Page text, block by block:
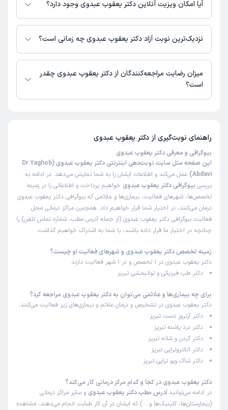
آیا امکان ویزیت آنلاین دکتر یعقوب عبدوی وجود دارد؟
در حال حاضر اطلاعاتی درباره ارائه ویزیت آنلاین توسط دکتر یعقوب عبدوی در
دسترس نیست. برای دریافت اطلاعات دقیق‌تر، لطفاً با مطب تماس بگیرید.
نزدیک‌ترین نوبت آزاد دکتر یعقوب عبدوی چه زمانی است؟
زمان نوبت‌دهی و پذیرش بیماران با هماهنگی مطب مشخص می‌شود.
میزان رضایت مراجعه‌کنندگان از دکتر یعقوب عبدوی چقدر
است؟
راهنمای نوبت‌گیری از دکتر یعقوب عبدوی
بیوگرافی و معرفی دکتر یعقوب عبدوی
این صفحه مثل سایت نوبت‌دهی اینترنتی دکتر یعقوب عبدوی (Dr Yaghob
Abdavi) عمل می‌کند و اطلاعات ایشان را به شما نمایش می‌دهد. در ادامه به
بررسی بیوگرافی دکتر یعقوب عبدوی خواهیم پرداخت و اطلاعاتی را در زمینه
تخصص‌ها، شهرهای فعالیت، بیماری‌ها و علائمی که بیوگرافی دکتر یعقوب عبدوی
درمان می‌کنند، در اختیار شما قرار خواهیم داد. همچنین مراکز درمانی محل
فعالیت بیوگرافی دکتر یعقوب عبدوی (از جمله آدرس مطب، شماره تماس تلفن) را
چنانچه در اختیار ما قرار داده باشند، با شما به اشتراک خواهیم گذاشت.
زمینه تخصص دکتر یعقوب عبدوی و شهرهای فعالیت او چیست؟
دکتر یعقوب عبدوی در 1 تخصص و در 1 شهر فعالیت دارند:
دکتر طب فیزیکی و توانبخشی تبریز
برای چه بیماری‌ها و علائمی می‌توان به دکتر یعقوب عبدوی مراجعه کرد؟
دکتر یعقوب عبدوی در تشخیص و درمان علائم و بیماری‌های زیر فعالیت می‌کنند:
دکتر آرتروز دست تبریز
دکتر درد پاشنه تبریز
دکتر گردن و شانه تبریز
دکتر الکتروتراپی تبریز
دکتر شاک ویو تراپی تبریز
دکتر یعقوب عبدوی در کجا و کدام مرکز درمانی کار می‌کند؟
در ادامه می‌توانید آدرس مطب دکتر یعقوب عبدوی و سایر مراکز درمانی
(بیمارستان‌ها، کلینیک‌ها و …) که ایشان در آن کار طبابت انجام می‌دهند، مشاهده